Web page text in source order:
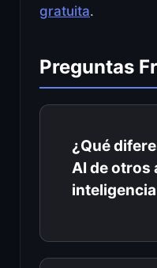
gratuita.
Preguntas
¿Qué
AI de otros